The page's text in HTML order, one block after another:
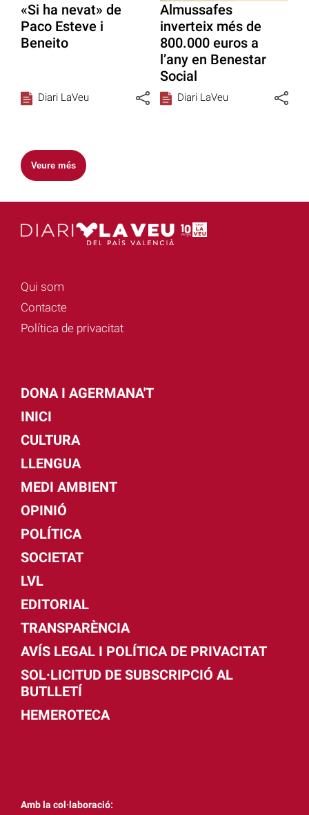
«Si ha nevat» de
Paco Esteve i
Beneito
Diari LaVeu
Almussafes
inverteix més de
800.000 euros a
l’any en Benestar
Social
Diari LaVeu
Veure més
Qui som
Contacte
Política de privacitat
DONA I AGERMANA'T
INICI
CULTURA
LLENGUA
MEDI AMBIENT
OPINIÓ
POLÍTICA
SOCIETAT
LVL
EDITORIAL
TRANSPARÈNCIA
AVÍS LEGAL I POLÍTICA DE PRIVACITAT
SOL·LICITUD DE SUBSCRIPCIÓ AL
BUTLLETÍ
HEMEROTECA
Amb la col·laboració: